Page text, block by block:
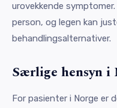
urovekkende
person, og legen kan
behandlingsalternativer.
Særlige hensyn i
For pasienter i Norge er